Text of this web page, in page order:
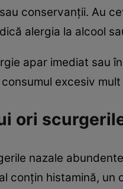
conservanții. Au
alergia la alcool
apar imediat sau
excesiv
ori
nazale
conțin histamină,